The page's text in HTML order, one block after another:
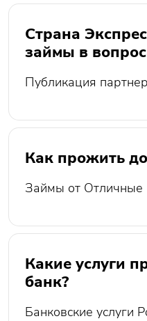
Страна
займы в
Публикация
Как прожить
Займы от
Какие услуги
банк?
Банковские услуги